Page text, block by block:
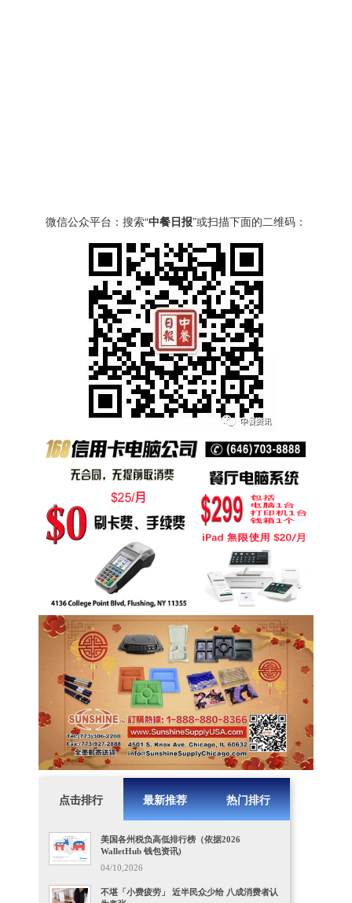
微信公众平台：搜索“中餐日报”或扫描下面的二维码：
点击排行 最新推荐 热门排行
美国各州税负高低排行榜（依据2026
WalletHub 钱包资讯)
04/10,2026
不堪「小费疲劳」 近半民众少给 八成消费者认